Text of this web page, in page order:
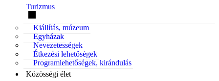
Turizmus
Kiállítás, múzeum
Egyházak
Nevezetességek
Étkezési lehetőségek
Programlehetőségek, kirándulás
Közösségi élet